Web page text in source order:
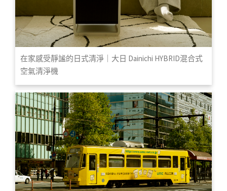
在家感受靜謐的日式清淨｜大日 Dainichi HYBRID混合式
空氣清淨機